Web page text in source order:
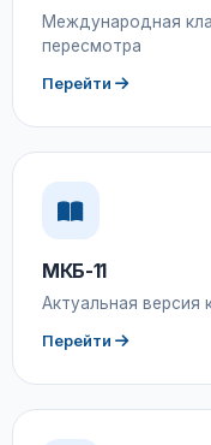
Международная
пересмотра
Перейти
МКБ-11
Актуальная версия
Перейти